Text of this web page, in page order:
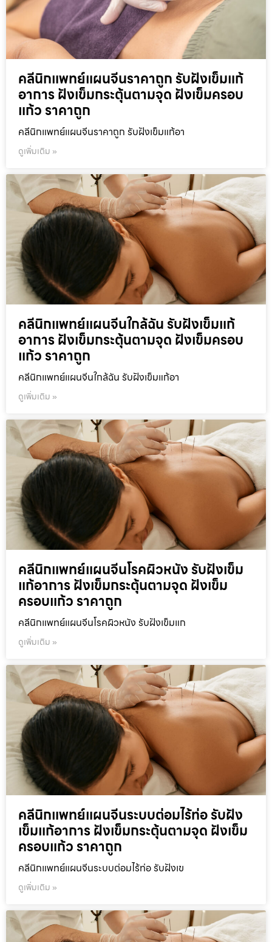
คลีนิกแพทย์แผนจีนราคาถูก รับฝังเข็มแก้
อาการ ฝังเข็มกระตุ้นตามจุด ฝังเข็มครอบ
แก้ว ราคาถูก
คลีนิกแพทย์แผนจีนราคาถูก รับฝังเข็มแก้อา
ดูเพิ่มเติม »
คลีนิกแพทย์แผนจีนใกล้ฉัน รับฝังเข็มแก้
อาการ ฝังเข็มกระตุ้นตามจุด ฝังเข็มครอบ
แก้ว ราคาถูก
คลีนิกแพทย์แผนจีนใกล้ฉัน รับฝังเข็มแก้อา
ดูเพิ่มเติม »
คลีนิกแพทย์แผนจีนโรคผิวหนัง รับฝังเข็ม
แก้อาการ ฝังเข็มกระตุ้นตามจุด ฝังเข็ม
ครอบแก้ว ราคาถูก
คลีนิกแพทย์แผนจีนโรคผิวหนัง รับฝังเข็มแก
ดูเพิ่มเติม »
คลีนิกแพทย์แผนจีนระบบต่อมไร้ท่อ รับฝัง
เข็มแก้อาการ ฝังเข็มกระตุ้นตามจุด ฝังเข็ม
ครอบแก้ว ราคาถูก
คลีนิกแพทย์แผนจีนระบบต่อมไร้ท่อ รับฝังเข
ดูเพิ่มเติม »